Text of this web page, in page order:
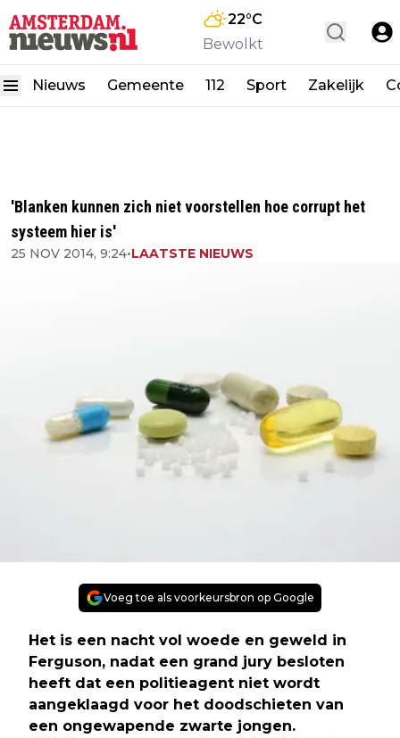
22°C
Bewolkt
Nieuws Gemeente 112 Sport Zakelijk
'Blanken kunnen zich niet voorstellen hoe corrupt het
systeem hier is'
25 NOV 2014, 9:24•LAATSTE NIEUWS
Voeg toe als voorkeursbron op Google
Het is een nacht vol woede en geweld in
Ferguson, nadat een grand jury besloten
heeft dat een politieagent niet wordt
aangeklaagd voor het doodschieten van
een ongewapende zwarte jongen.